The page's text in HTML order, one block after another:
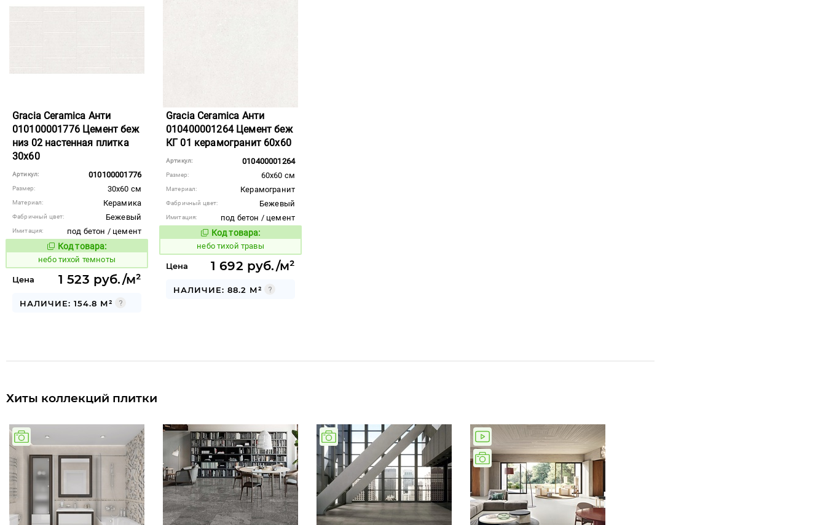
Gracia Ceramica Анти
010100001776 Цемент беж
низ 02 настенная плитка
30x60
Артикул: 010100001776
Размер: 30x60 см
Материал: Керамика
Фабричный цвет: Бежевый
Имитация:
под бетон / цемент
Код товара:
1122102 Код товара:
небо тихой темноты
Цена 1 523 руб./м²
НАЛИЧИЕ: 154.8 М²
Gracia Ceramica Анти
010400001264 Цемент беж
КГ 01 керамогранит 60x60
Артикул: 010400001264
Размер: 60x60 см
Материал: Керамогранит
Фабричный цвет: Бежевый
Имитация:
под бетон / цемент
Код товара:
1122107 Код товара:
небо тихой травы
Цена 1 692 руб./м²
НАЛИЧИЕ: 88.2 М²
Хиты коллекций плитки